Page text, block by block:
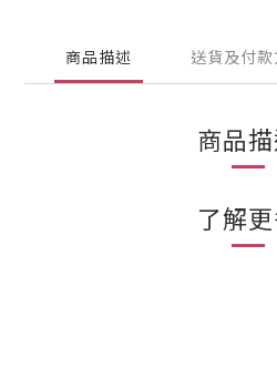
商品描述 送貨及付
商品
了解